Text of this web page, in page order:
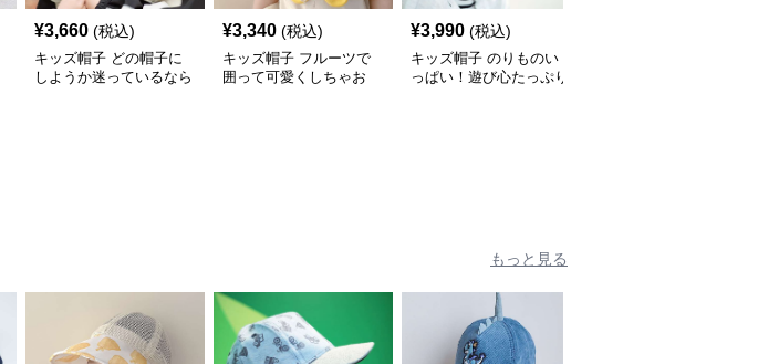
¥3,660 (税込)
キッズ帽子 どの帽子に
しようか迷っているなら
¥3,340 (税込)
キッズ帽子 フルーツで
囲って可愛くしちゃお
¥3,990 (税込)
キッズ帽子 のりものい
っぱい！遊び心たっぷり
もっと見る